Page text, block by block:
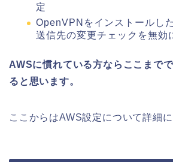
定
OpenVPNをインストールし
送信先の変更チェックを無効
AWSに慣れている方ならここまで
ると思います。
ここからはAWS設定について詳細に